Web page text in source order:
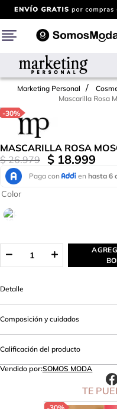
Marketing Personal
Mascarilla Rosa
-30%
MASCARILLA ROSA
$ 26.979 $ 18.999
Color
Detalle
Composición y cuidados
Calificación del producto
Vendido por:SOMOS MODA
TE